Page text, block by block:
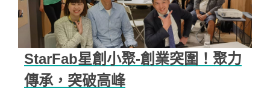
StarFab星創小聚-創業突圍！聚力
傳承，突破高峰